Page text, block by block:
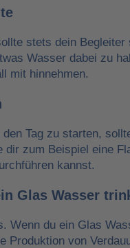
stets dein
Wasser dabei zu
mit hinnehmen.
Tag zu starten,
zum Beispiel eine
kannst.
Glas Wasser
Wenn du ein Glas
Produktion von